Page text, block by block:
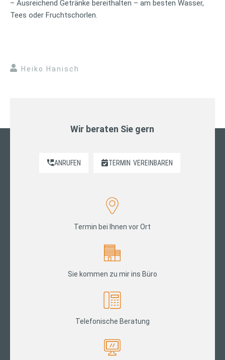
– Ausreichend Getränke bereithalten – am besten Wasser,
Tees oder Fruchtschorlen.
Heiko Hanisch
Wir beraten Sie gern
ANRUFEN TERMIN VEREINBAREN
Termin bei Ihnen vor Ort
Sie kommen zu mir ins Büro
Telefonische Beratung